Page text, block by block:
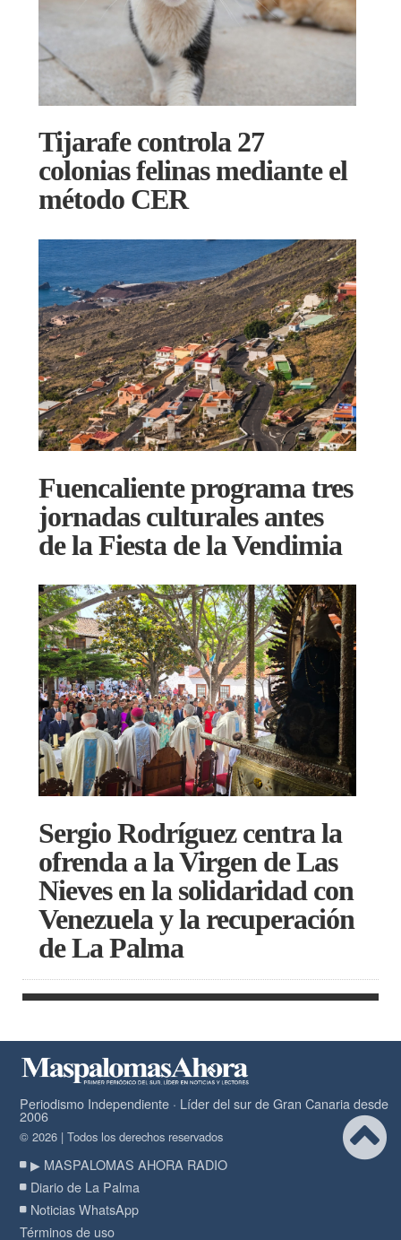
Tijarafe controla 27
colonias felinas mediante el
método CER
Fuencaliente programa tres
jornadas culturales antes
de la Fiesta de la Vendimia
Sergio Rodríguez centra la
ofrenda a la Virgen de Las
Nieves en la solidaridad con
Venezuela y la recuperación
de La Palma
Periodismo Independiente · Líder del sur de Gran Canaria desde
2006
© 2026 | Todos los derechos reservados
▶ MASPALOMAS AHORA RADIO
Diario de La Palma
Noticias WhatsApp
Términos de uso